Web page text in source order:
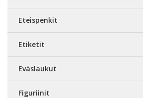
Eteispenkit
Etiketit
Eväslaukut
Figuriinit